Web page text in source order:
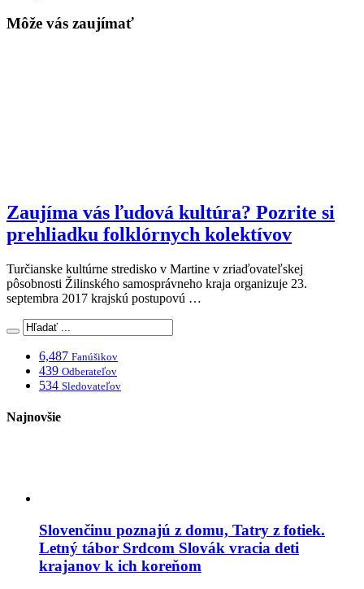
Môže vás zaujímať
Zaujíma vás ľudová kultúra? Pozrite si
prehliadku folklórnych kolektívov
Turčianske kultúrne stredisko v Martine v zriaďovateľskej
pôsobnosti Žilinského samosprávneho kraja organizuje 23.
septembra 2017 krajskú postupovú …
6,487 Fanúšikov
439 Odberateľov
534 Sledovateľov
Najnovšie
Slovenčinu poznajú z domu, Tatry z fotiek.
Letný tábor Srdcom Slovák vracia deti
krajanov k ich koreňom